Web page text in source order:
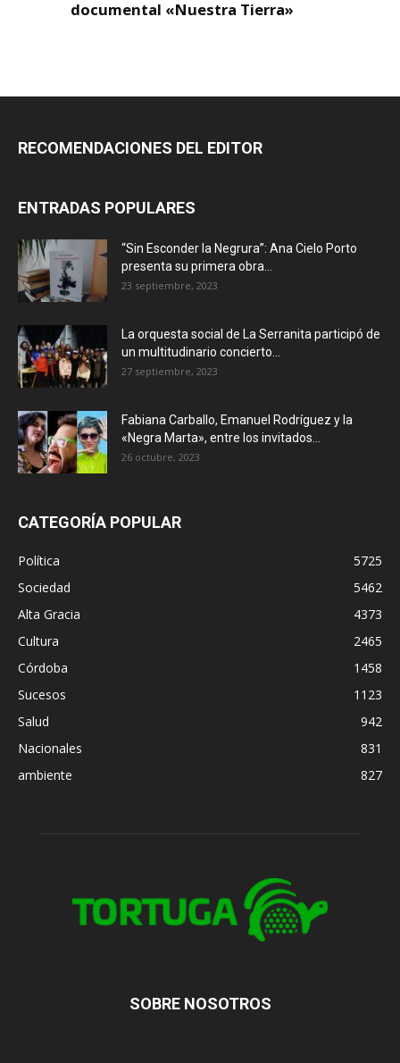
RECOMENDACIONES DEL EDITOR
ENTRADAS POPULARES
“Sin Esconder la Negrura”: Ana Cielo Porto
presenta su primera obra...
23 septiembre, 2023
La orquesta social de La Serranita participó de
un multitudinario concierto...
27 septiembre, 2023
Fabiana Carballo, Emanuel Rodríguez y la
«Negra Marta», entre los invitados...
26 octubre, 2023
CATEGORÍA POPULAR
Política
5725
Sociedad
5462
Alta Gracia
4373
Cultura
2465
Córdoba
1458
Sucesos
1123
Salud
942
Nacionales
831
ambiente
827
SOBRE NOSOTROS